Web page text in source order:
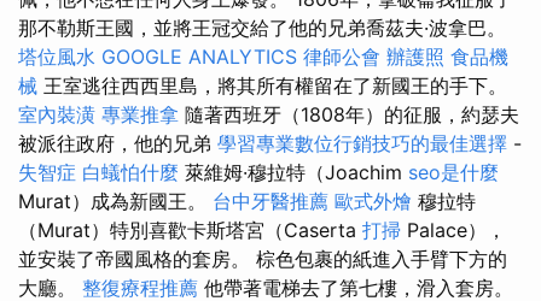
那不勒斯王國，並將王冠交給了他的兄弟喬茲夫·波拿巴。
塔位風水 GOOGLE ANALYTICS 律師公會 辦護照 食品機
械 王室逃往西西里島，將其所有權留在了新國王的手下。
室內裝潢 專業推拿 隨著西班牙（1808年）的征服，約瑟夫
被派往政府，他的兄弟 學習專業數位行銷技巧的最佳選擇 -
失智症 白蟻怕什麼 萊維姆·穆拉特（Joachim seo是什麼
Murat）成為新國王。 台中牙醫推薦 歐式外燴 穆拉特
（Murat）特別喜歡卡斯塔宮（Caserta 打掃 Palace），
並安裝了帝國風格的套房。 棕色包裹的紙進入手臂下方的
大廳。 整復療程推薦 他帶著電梯去了第七樓，滑入套房。